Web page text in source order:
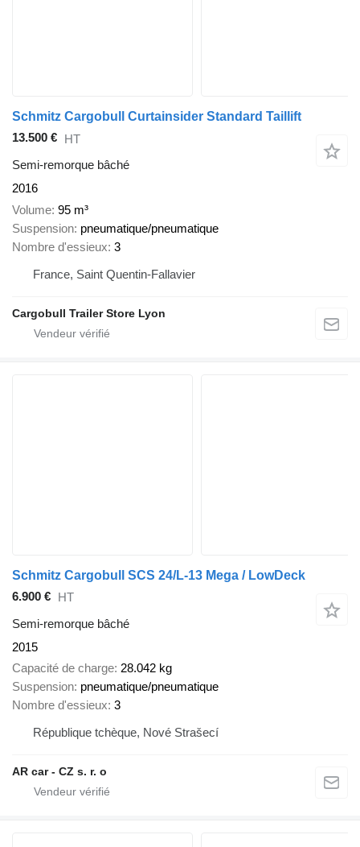
Schmitz Cargobull Curtainsider Standard Taillift
13.500 € HT
Semi-remorque bâché
2016
Volume 95 m³
Suspension pneumatique/pneumatique
Nombre d'essieux 3
France, Saint Quentin-Fallavier
Cargobull Trailer Store Lyon
Schmitz Cargobull SCS 24/L-13 Mega / LowDeck
6.900 € HT
Semi-remorque bâché
2015
Capacité de charge 28.042 kg
Suspension pneumatique/pneumatique
Nombre d'essieux 3
République tchèque, Nové Strašecí
AR car - CZ s. r. o